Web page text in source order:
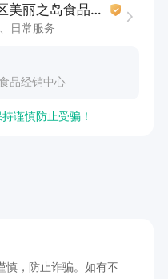
汽车经济技术开发区美丽之岛食品经销中心
日常服务
品经销中心
谨慎防止受骗！
慎，防止诈骗。如有不